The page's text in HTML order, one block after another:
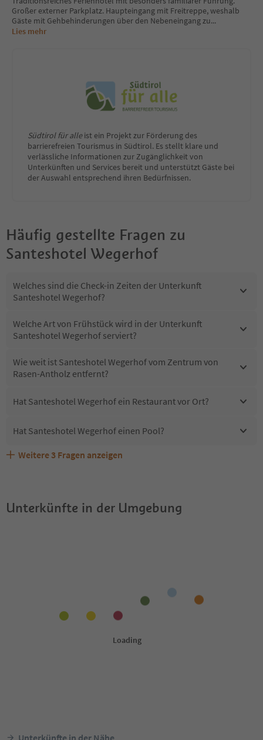
Großer externer Parkplatz. Haupteingang mit Freitreppe, weshalb
Gäste mit Gehbehinderungen über den Nebeneingang zu...
Lies mehr
Südtirol für alleist ein Projekt zur Förderung des
barrierefreien Tourismus in Südtirol. Es stellt klare und
verlässliche Informationen zur Zugänglichkeit von
Unterkünften und Services bereit und unterstützt Gäste bei
der Auswahl entsprechend ihren Bedürfnissen.
Häufig gestellte Fragen zu
Santeshotel Wegerhof
Welches sind die Check-in Zeiten der Unterkunft
Santeshotel Wegerhof?
Welche Art von Frühstück wird in der Unterkunft
Santeshotel Wegerhof serviert?
Wie weit ist Santeshotel Wegerhof vom Zentrum von
Rasen-Antholz entfernt?
Hat Santeshotel Wegerhof ein Restaurant vor Ort?
Hat Santeshotel Wegerhof einen Pool?
Sind Haustiere in der Unterkunft Santeshotel Wegerhof
Welche Services bietet Santeshotel Wegerhof?
Erhalten die Gäste von Santeshotel Wegerhof einen
Weitere 3 Fragen anzeigen
Unterkünfte in der Umgebung
Unterkünfte in der Nähe